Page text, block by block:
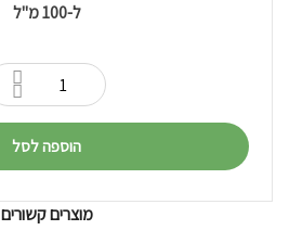
ל-100 מ"ל
הוספה לסל
מוצרים קשורים